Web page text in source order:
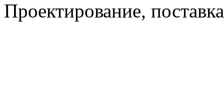
Проектирование,